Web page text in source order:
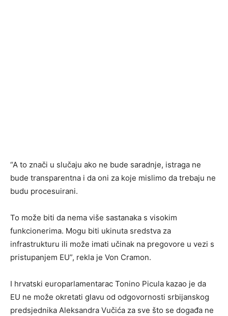
“A to znači u slučaju ako ne bude saradnje, istraga ne
bude transparentna i da oni za koje mislimo da trebaju ne
budu procesuirani.
To može biti da nema više sastanaka s visokim
funkcionerima. Mogu biti ukinuta sredstva za
infrastrukturu ili može imati učinak na pregovore u vezi s
pristupanjem EU”, rekla je Von Cramon.
I hrvatski europarlamentarac Tonino Picula kazao je da
EU ne može okretati glavu od odgovornosti srbijanskog
predsjednika Aleksandra Vučića za sve što se događa ne